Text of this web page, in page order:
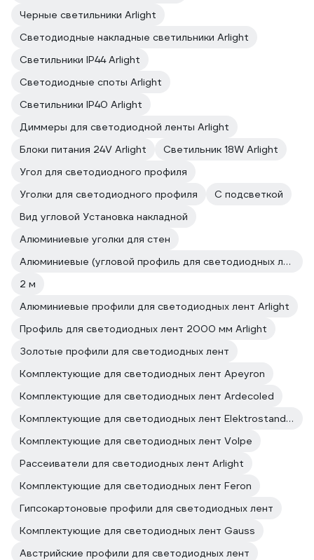
Черные светильники Arlight
Светодиодные накладные светильники Arlight
Светильники IP44 Arlight
Светодиодные споты Arlight
Светильники IP40 Arlight
Диммеры для светодиодной ленты Arlight
Блоки питания 24V Arlight
Светильник 18W Arlight
Угол для светодиодного профиля
Уголки для светодиодного профиля
С подсветкой
Вид угловой Установка накладной
Алюминиевые уголки для стен
Алюминиевые (угловой профиль для светодиодных лент)
2 м
Алюминиевые профили для светодиодных лент Arlight
Профиль для светодиодных лент 2000 мм Arlight
Золотые профили для светодиодных лент
Комплектующие для светодиодных лент Apeyron
Комплектующие для светодиодных лент Ardecoled
Комплектующие для светодиодных лент Elektrostandard
Комплектующие для светодиодных лент Volpe
Рассеиватели для светодиодных лент Arlight
Комплектующие для светодиодных лент Feron
Гипсокартоновые профили для светодиодных лент
Комплектующие для светодиодных лент Gauss
Австрийские профили для светодиодных лент